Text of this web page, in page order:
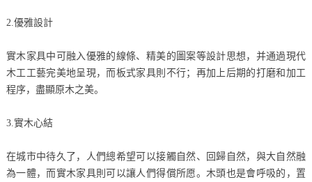
2.優雅設計
實木家具中可融入優雅的線條、精美的圖案等設計思想，并通過現代
木工工藝完美地呈現，而板式家具則不行；再加上后期的打磨和加工
程序，盡顯原木之美。
3.實木心結
在城市中待久了，人們總希望可以接觸自然、回歸自然，與大自然融
為一體，而實木家具則可以讓人們得償所愿。木頭也是會呼吸的，置